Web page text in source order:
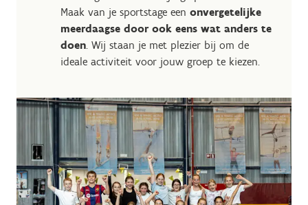
Maak van je sportstage een onvergetelijke
meerdaagse door ook eens wat anders te
doen. Wij staan je met plezier bij om de
ideale activiteit voor jouw groep te kiezen.